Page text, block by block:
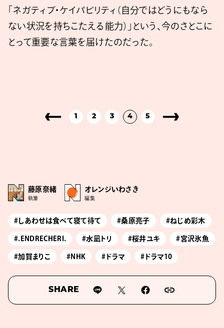
「ネガティブ・ケイパビリティ（自分ではどうにもなら
ない状況を持ちこたえる能力）」という、今のさとこに
とって重要な言葉を届けたのだった。
1 2 3 4 5
藤原奈緒
執筆
オレンジいわさき
編集
#しあわせは食べて寝て待て #桑原亮子 #ねじめ彩木
#.ENDRECHERI. #水凪トリ #桜井ユキ #宮沢氷魚
#加賀まりこ #NHK #ドラマ #ドラマ10
SHARE